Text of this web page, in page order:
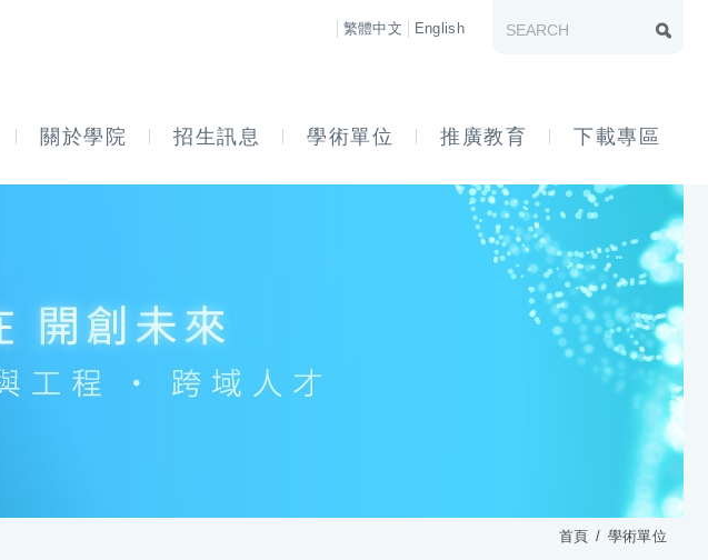
繁體中文 English
關於學院 招生訊息 學術單位 推廣教育 下載專區
首頁 學術單位